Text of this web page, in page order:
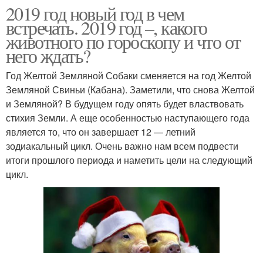
2019 год новый год в чем
встречать. 2019 год –, какого
животного по гороскопу и что от
него ждать?
Год Желтой Земляной Собаки сменяется на год Желтой
Земляной Свиньи (Кабана). Заметили, что снова Желтой
и Земляной? В будущем году опять будет властвовать
стихия Земли. А еще особенностью наступающего года
является то, что он завершает 12 — летний
зодиакальный цикл. Очень важно нам всем подвести
итоги прошлого периода и наметить цели на следующий
цикл.